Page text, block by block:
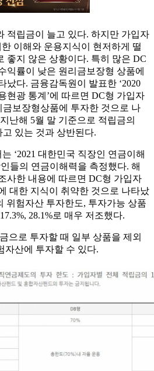
적립금이 늘고 있다. 하지만 가입자
이해와 운용지식이 현저하게 떨
좋지 않은 상황이다. 특히 많은 DC
익률이 낮은 원리금보장형 상품에
났다. 금융감독원이 발표한 ‘2020
현광 통계’에 따르면 DC형 가입자
금보장형상품에 투자한 것으로 나
난해 5월 말 기준으로 적립금의
있는 것과 상반된다.
‘2021 대한민국 직장인 연금이해
들의 연금이해력을 측정했다. 해
사한 내용에 따르면 DC형 가입자
대한 지식이 취약한 것으로 나타났
위험자산 투자한도, 투자가능 상품
28.1%로 매우 저조했다.
으로 투자할 때 일부 상품을 제외
자산에 투자할 수 있다.